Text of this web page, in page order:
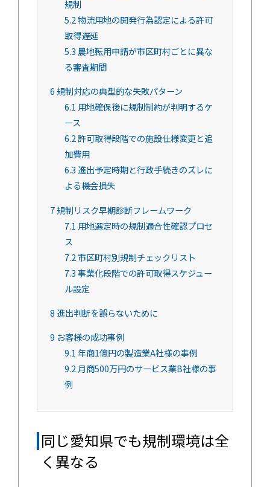
規制
5.2物流用地の開発行為認定による許可
取得遅延
5.3 農地転用申請が市区町村ごとに異な
る審査期間
6規制対応の典型的な失敗パターン
6.1 用地確保後に規制制約が判明するケ
ース
6.2許可取得段階での施設仕様変更と追
加費用
6.3 進出予定時期と行政手続きのズレに
よる機会損失
7規制リスク早期診断フレームワーク
7.1 用地選定時の規制適合性確認プロセ
ス
7.2市区町村別規制チェックリスト
7.3事業化段階での許可取得スケジュー
ル設定
8 進出判断を誤らないために
9 お客様の成功事例
9.1年商1億円の製造業A社様の事例
9.2月商500万円のサービス業B社様の事
例
同じ愛知県でも規制環境は全
く異なる